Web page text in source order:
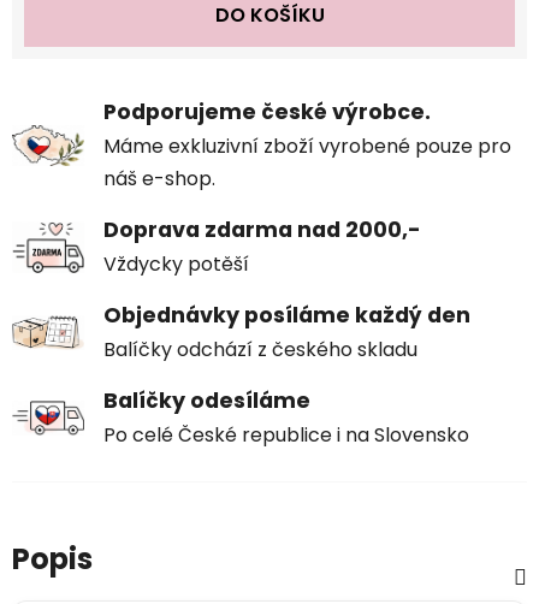
DO KOŠÍKU
Podporujeme české výrobce.
Máme exkluzivní zboží vyrobené pouze pro
náš e-shop.
Doprava zdarma nad 2000,-
Vždycky potěší
Objednávky posíláme každý den
Balíčky odchází z českého skladu
Balíčky odesíláme
Po celé České republice i na Slovensko
Popis